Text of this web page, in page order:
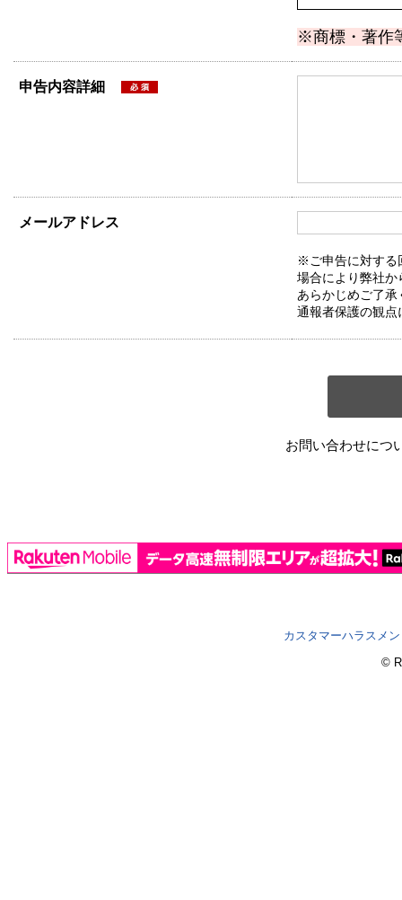
※商標・著作
申告内容詳細
メールアドレス
※ご申告に対する
場合により弊社か
あらかじめご了承
通報者保護の観点
お問い合わせにつ
カスタマーハラスメ
©